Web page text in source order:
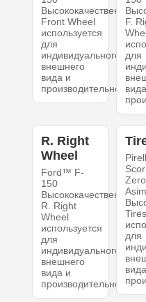
Высококачественный
Front Wheel
используется
для
индивидуального
внешнего
вида и
производительности.
F.
для
R. Right
Wheel
Ford™ F-
150
Высококачественный
R. Right
Wheel
используется
для
индивидуального
внешнего
вида и
производительности.
Zero
Tires
для